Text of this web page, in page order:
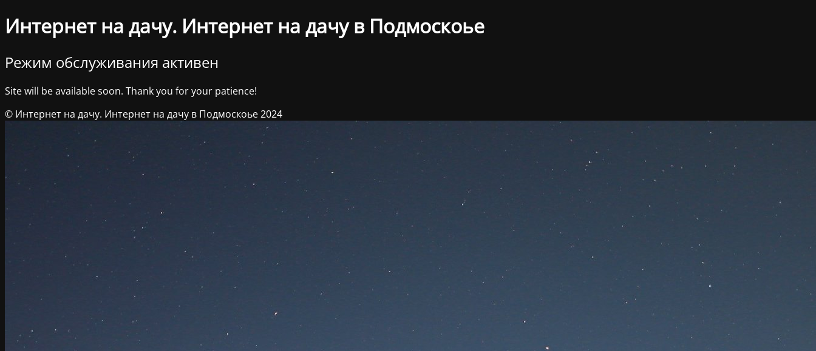
Интернет на дачу. Интернет на дачу в Подмоскоье
Режим обслуживания активен
Site will be available soon. Thank you for your patience!
© Интернет на дачу. Интернет на дачу в Подмоскоье 2024